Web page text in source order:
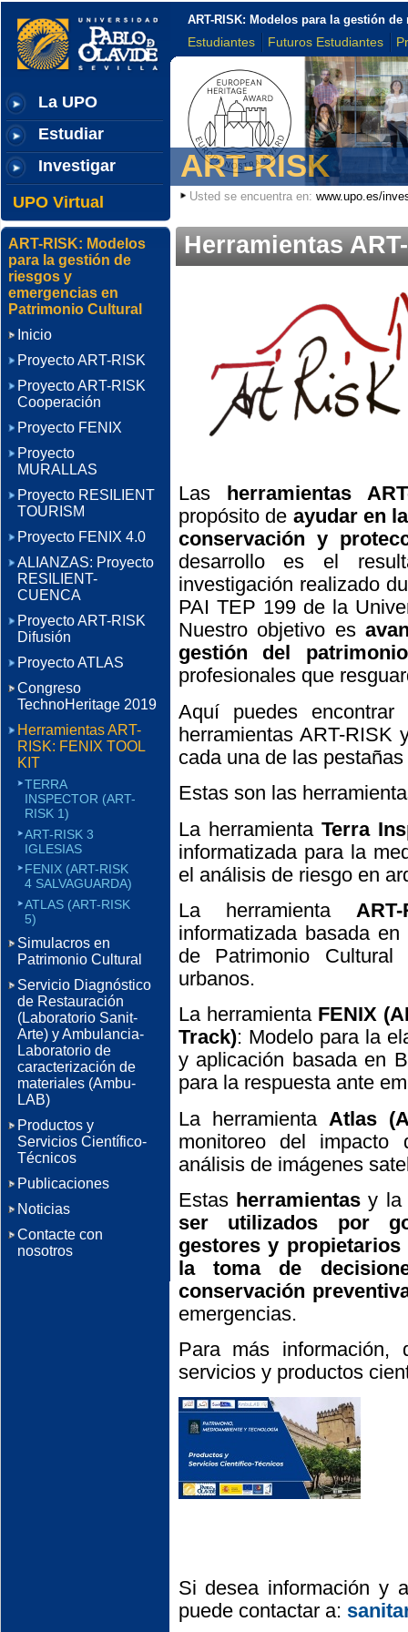
La UPO
Estudiar
Investigar
UPO Virtual
ART-RISK: Modelos para la gestión
Estudiantes Futuros Estudiantes
ART-RISK
Usted se encuentra en: www.upo.es/
Herramientas
Las
herramientas
propósito de ayudar en la
conservación y
desarrollo es el
investigación realizado
PAI TEP 199 de la
Nuestro objetivo es
gestión del patrimonio
profesionales que
Aquí puedes encontrar
herramientas ART-RISK
cada una de las
Estas son las
La herramienta Terra
informatizada para la
el análisis de riesgo en
La herramienta
informatizada basada
de Patrimonio
urbanos.
La herramienta FENIX
Track): Modelo para la
y aplicación basada en
para la respuesta ante
La herramienta Atlas (
monitoreo del impacto
análisis de imágenes
Estas herramientas y
ser utilizados por
gestores y
la toma de
conservación
emergencias.
Para más información,
servicios y productos
Si desea información y
puede contactar a:
ART-RISK: Modelos
para la gestión de
riesgos y
emergencias en
Patrimonio Cultural
Inicio
Proyecto ART-RISK
Proyecto ART-RISK
Cooperación
Proyecto FENIX
Proyecto
MURALLAS
Proyecto RESILIENT
TOURISM
Proyecto FENIX 4.0
ALIANZAS: Proyecto
RESILIENT-
CUENCA
Proyecto ART-RISK
Difusión
Proyecto ATLAS
Congreso
TechnoHeritage 2019
Herramientas ART-
RISK: FENIX TOOL
KIT
TERRA
INSPECTOR (ART-
RISK 1)
ART-RISK 3
IGLESIAS
FENIX (ART-RISK
4 SALVAGUARDA)
ATLAS (ART-RISK
5)
Simulacros en
Patrimonio Cultural
Servicio Diagnóstico
de Restauración
(Laboratorio Sanit-
Arte) y Ambulancia-
Laboratorio de
caracterización de
materiales (Ambu-
LAB)
Productos y
Servicios Científico-
Técnicos
Publicaciones
Noticias
Contacte con
nosotros